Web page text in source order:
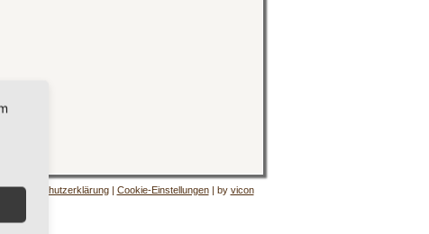
|Datenschutzerklärung| Cookie-Einstellungen| by vicon